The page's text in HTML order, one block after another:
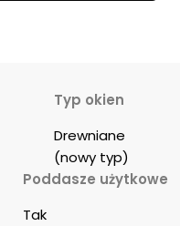
Typ okien
Drewniane
(nowy typ)
Poddasze użytkowe
Tak